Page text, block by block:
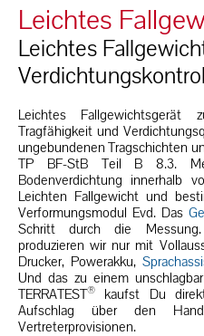
Leichtes
Leichtes
Leichtes Fallgewichtsgerät
Tragfähigkeit und
ungebundenen Tragschichten
TP BF-StB Teil B 8.3.
Bodenverdichtung innerhalb
Leichten Fallgewicht und
Verformungsmodul Evd. Das
Schritt durch die
produzieren wir nur mit
Drucker, Powerakku,
Und das zu einem
TERRATEST®
kaufst Du
Aufschlag über den
Vertreterprovisionen.